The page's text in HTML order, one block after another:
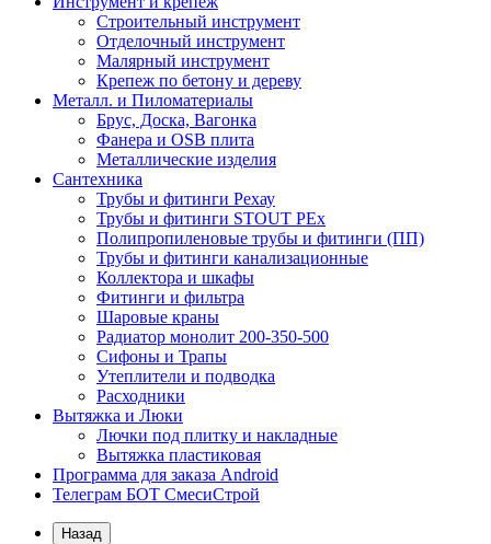
Строительный инструмент
Отделочный инструмент
Малярный инструмент
Крепеж по бетону и дереву
Металл. и Пиломатериалы
Брус, Доска, Вагонка
Фанера и OSB плита
Металлические изделия
Сантехника
Трубы и фитинги Рехау
Трубы и фитинги STOUT PEx
Полипропиленовые трубы и фитинги (ПП)
Трубы и фитинги канализационные
Коллектора и шкафы
Фитинги и фильтра
Шаровые краны
Радиатор монолит 200-350-500
Сифоны и Трапы
Утеплители и подводка
Расходники
Вытяжка и Люки
Лючки под плитку и накладные
Вытяжка пластиковая
Программа для заказа Android
Телеграм БОТ СмесиСтрой
Назад